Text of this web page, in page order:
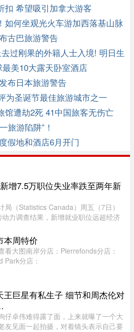
扣 希望吸引加拿大游客
如何坐观光火车游加西落基山脉
古巴旅游警告
过刚果的外籍人士入境! 明日生
美10大露天卧室酒店
布日本旅游警告
为圣诞节最佳旅游城市之一
馆遭劫2死 41中国旅客无伤亡
旅游陷阱”！
假地和酒店6月开门
增7.5万职位失业率跌至两年新
局（Statistics Canada）周五（7日）
力调查结果，新增就业职位远超经济
新增职位达75,000个，远高于路透社
经济师预测的15, ...
本周特价
看大图南岸分店：Pierrefonds分店：
Park分店：
王巨星有私生子 细节和周杰伦对
仔卓伟难得露了面，上来就曝了一个大
友见面一起拍摄，对着镜头表示自己要